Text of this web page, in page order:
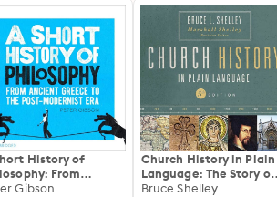
History of
From
Greece to the
Gibson
Church History in Plain
Language: The Story of
the Church for Today's
Bruce Shelley